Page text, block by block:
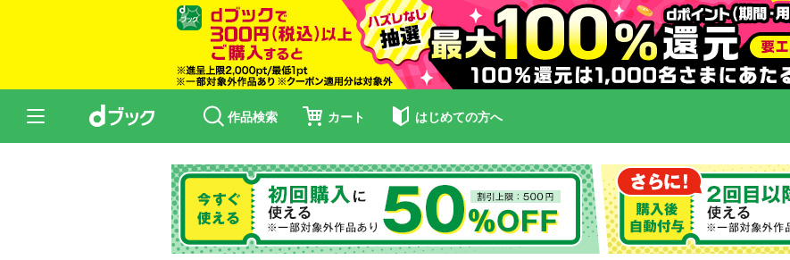
作品検索 カート はじめての方へ